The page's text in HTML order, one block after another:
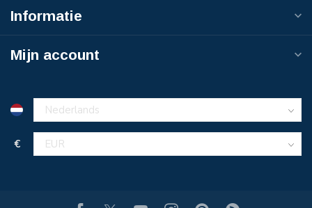
Informatie
Mijn account
€